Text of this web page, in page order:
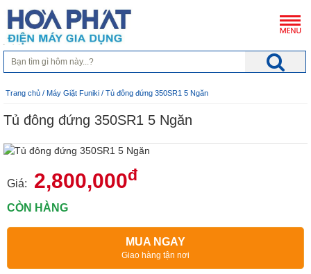
Trang chủ / Máy Giặt Funiki / Tủ đông đứng 350SR1 5 Ngăn
Tủ đông đứng 350SR1 5 Ngăn
Giá: 2,800,000đ
CÒN HÀNG
MUA NGAY
Giao hàng tận nơi